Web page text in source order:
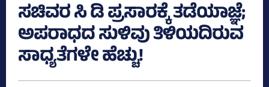
ಸಚಿವರ ಸಿ ಡಿ ಪ್ರಸಾರಕ್ಕೆ ತಡೆಯಾಜ್ಞೆ;
ಅಪರಾಧದ ಸುಳಿವು ತಿಳಿಯದಿರುವ
ಸಾಧ್ಯತೆಗಳೇ ಹೆಚ್ಚು!